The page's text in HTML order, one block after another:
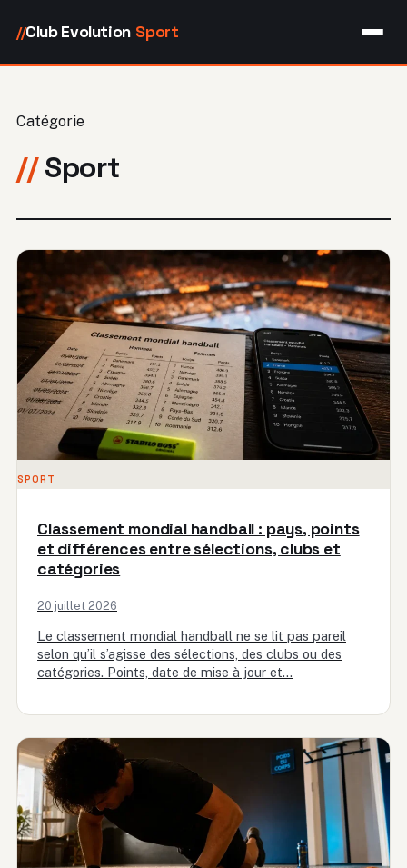
//Club Evolution Sport
Catégorie
Sport
SPORT
Classement mondial handball : pays, points
et différences entre sélections, clubs et
catégories
20 juillet 2026
Le classement mondial handball ne se lit pas pareil
selon qu’il s’agisse des sélections, des clubs ou des
catégories. Points, date de mise à jour et…